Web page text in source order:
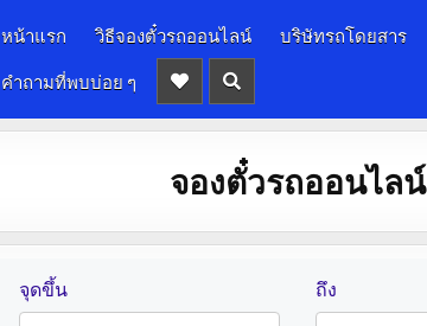
หน้าแรก วิธีจองตั๋วรถออนไลน์ บริษัทรถโดยสาร
คำถามที่พบบ่อย ๆ
จองตั๋วรถออนไลน์